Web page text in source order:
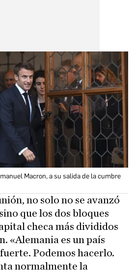
Macron, a su salida de la cumbre
no solo no se avanzó
que los dos bloques
checa más divididos
«Alemania es un país
Podemos hacerlo.
normalmente la